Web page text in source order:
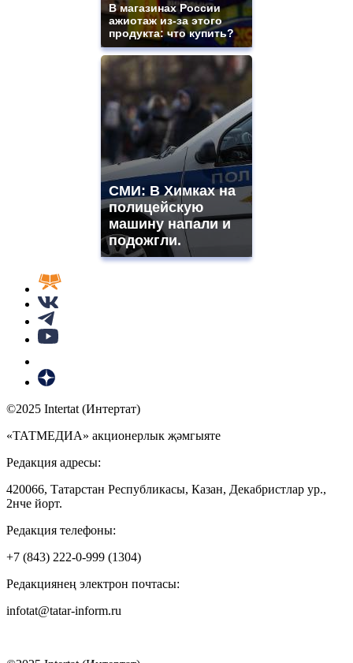
В магазинах России
ажиотаж из-за этого
продукта: что купить?
СМИ: В Химках на
полицейскую
машину напали и
подожгли.
©2025 Intertat (Интертат)
«ТАТМЕДИА» акционерлык җәмгыяте
Редакция адресы:
420066, Татарстан Республикасы, Казан, Декабристлар ур.,
2нче йорт.
Редакция телефоны:
+7 (843) 222-0-999 (1304)
Редакциянең электрон почтасы:
infotat@tatar-inform.ru